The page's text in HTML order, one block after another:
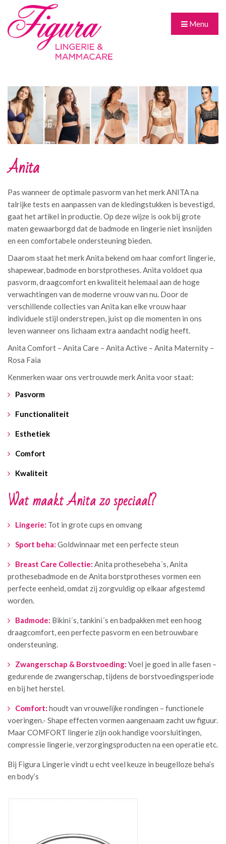
Menu
Anita
Pas wanneer de optimale pasvorm van het merk ANITA na
talrijke tests en aanpassen van de kledingstukken is bevestigd,
gaat het artikel in productie. Op deze wijze is ook bij grote
maten gewaarborgd dat de badmode en lingerie niet insnijden
en een comfortabele ondersteuning bieden.
Daarom staat het merk Anita bekend om haar comfort lingerie,
shapewear, badmode en borstprotheses. Anita voldoet qua
pasvorm, draagcomfort en kwaliteit helemaal aan de hoge
verwachtingen van de moderne vrouw van nu. Door de
verschillende collecties van Anita kan elke vrouw haar
individuele stijl onderstrepen, juist op die momenten in ons
leven wanneer ons lichaam extra aandacht nodig heeft.
Anita Comfort – Anita Care – Anita Active – Anita Maternity –
Rosa Faia
Kenmerken waar ons vertrouwde merk Anita voor staat:
Pasvorm
Functionaliteit
Esthetiek
Comfort
Kwaliteit
Wat maakt Anita zo speciaal?
Lingerie: Tot in grote cups en omvang
Sport beha: Goldwinnaar met een perfecte steun
Breast Care Collectie: Anita prothesebeha´s, Anita
prothesebadmode en de Anita borstprotheses vormen een
perfecte eenheid, omdat zij zorgvuldig op elkaar afgestemd
worden.
Badmode: Bikini´s, tankini´s en badpakken met een hoog
draagcomfort, een perfecte pasvorm en een betrouwbare
ondersteuning.
Zwangerschap & Borstvoeding: Voel je goed in alle fasen –
gedurende de zwangerschap, tijdens de borstvoedingsperiode
en bij het herstel.
Comfort: houdt van vrouwelijke rondingen – functionele
voeringen.- Shape effecten vormen aangenaam zacht uw figuur.
Maar COMFORT lingerie zijn ook handige voorsluitingen,
compressie lingerie, verzorgingsproducten na een operatie etc.
Bij Figura Lingerie vindt u echt veel keuze in beugelloze beha’s
en body’s